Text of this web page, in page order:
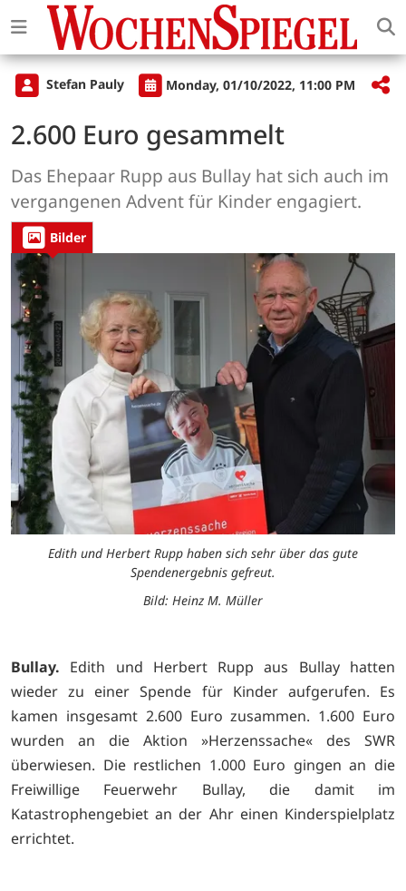
Stefan Pauly Monday, 01/10/2022, 11:00 PM
2.600 Euro gesammelt
Das Ehepaar Rupp aus Bullay hat sich auch im
vergangenen Advent für Kinder engagiert.
Bilder
Edith und Herbert Rupp haben sich sehr über das gute
Spendenergebnis gefreut.
Bild: Heinz M. Müller
Bullay. Edith und Herbert Rupp aus Bullay hatten
wieder zu einer Spende für Kinder aufgerufen. Es
kamen insgesamt 2.600 Euro zusammen. 1.600 Euro
wurden an die Aktion »Herzenssache« des SWR
überwiesen. Die restlichen 1.000 Euro gingen an die
Freiwillige Feuerwehr Bullay, die damit im
Katastrophengebiet an der Ahr einen Kinderspielplatz
errichtet.